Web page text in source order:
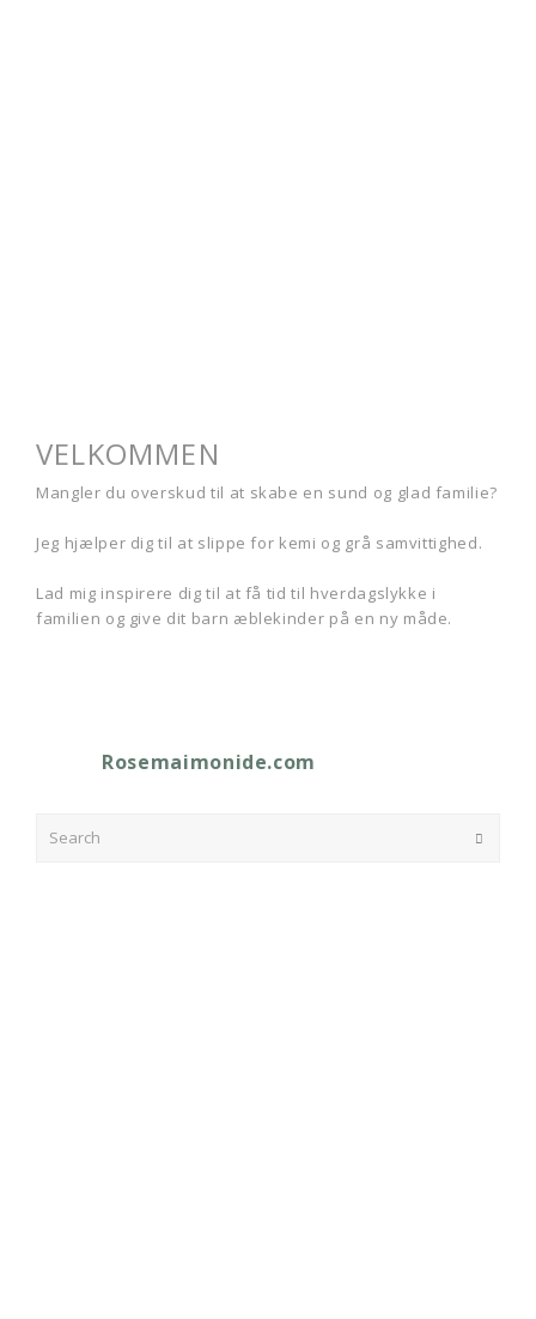
VELKOMMEN
Mangler du overskud til at skabe en sund og glad familie?
Jeg hjælper dig til at slippe for kemi og grå samvittighed.
Lad mig inspirere dig til at få tid til hverdagslykke i
familien og give dit barn æblekinder på en ny måde.
Rosemaimonide.com